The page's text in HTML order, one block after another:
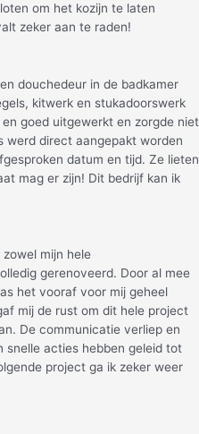
om het kozijn te laten
zeker aan te raden!
douchedeur in de badkamer
kitwerk en stukadoorswerk
goed uitgewerkt en zorgde niet
werd direct aangepakt worden
datum en tijd. Ze lieten
mag er zijn! Dit bedrijf kan ik
mijn hele
gerenoveerd. Door al mee
het vooraf voor mij geheel
mij de rust om dit hele project
De communicatie verliep en
snelle acties hebben geleid tot
project ga ik zeker weer